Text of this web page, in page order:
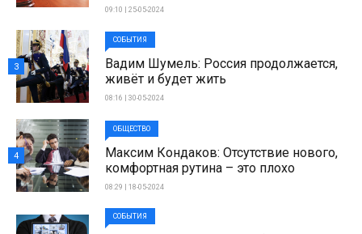
09:10 | 25-05-2024
СОБЫТИЯ
Вадим Шумель: Россия продолжается,
живёт и будет жить
08:16 | 30-05-2024
3
ОБЩЕСТВО
Максим Кондаков: Отсутствие нового,
комфортная рутина – это плохо
08:29 | 18-05-2024
4
СОБЫТИЯ